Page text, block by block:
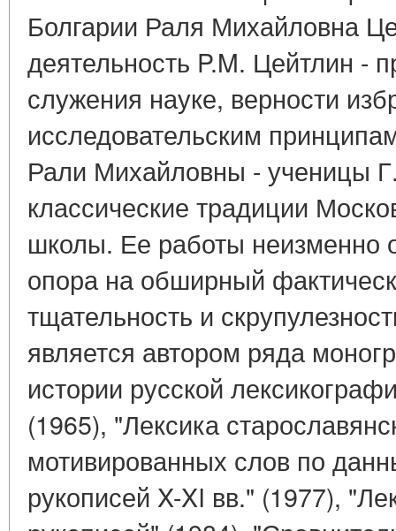
Болгарии Раля Михайловна
деятельность P.M. Цейтлин -
служения науке, верности
исследовательским
Рали Михайловны - ученицы
классические традиции
школы. Ее работы неизменно
опора на обширный
тщательность и
является автором ряда
истории русской
(1965), "Лексика
мотивированных слов по
рукописей X-XI вв." (1977),